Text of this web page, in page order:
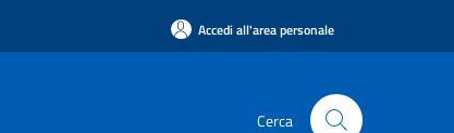
Accedi all'area personale
Cerca